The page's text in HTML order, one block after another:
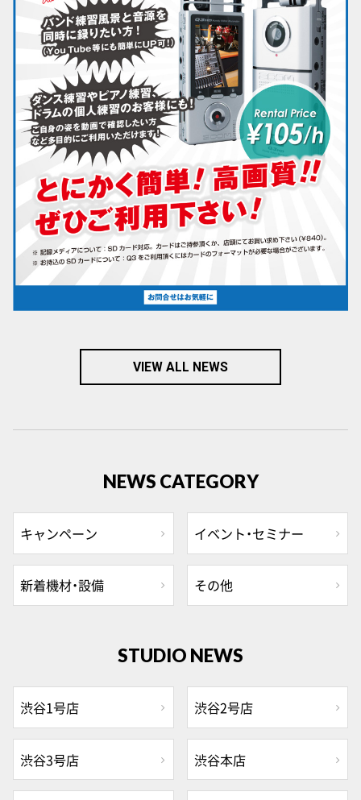
VIEW ALL NEWS
NEWS CATEGORY
キャンペーン イベント・セミナー
新着機材・設備 その他
STUDIO NEWS
渋谷1号店 渋谷2号店
渋谷3号店 渋谷本店